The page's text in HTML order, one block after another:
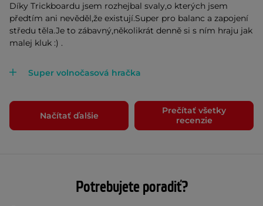
Díky Trickboardu jsem rozhejbal svaly,o kterých jsem
předtím ani nevěděl,že existují.Super pro balanc a zapojení
středu těla.Je to zábavný,několikrát denně si s ním hraju jak
malej kluk :) .
Super volnočasová hračka
Načítať ďalšie
Prečítať všetky
recenzie
Potrebujete poradiť?